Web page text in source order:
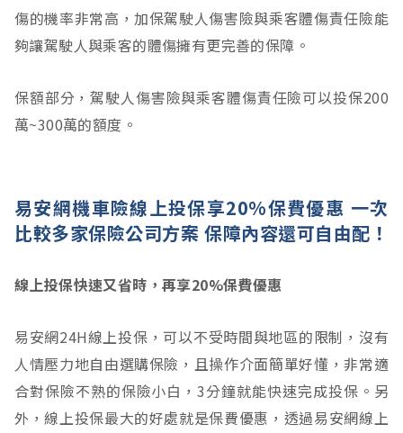
傷的機率非常高，加保駕駛人傷害險與乘客體傷責任險能
夠讓駕駛人與乘客的體傷擁有更完善的保障。
保額部分，駕駛人傷害險與乘客體傷責任險可以投保200
萬~300萬的額度。
易安網機車險線上投保享20%保費優惠 一次
比較多家保險公司方案 保障內容還可自由配！
線上投保快速又省時，再享20%保費優惠
易安網24H線上投保，可以不受時間與地區的限制，沒有
人情壓力地自由選購保險，且操作介面簡單好懂，非常適
合對保險不熟的保險小白，3分鐘就能快速完成投保。另
外，線上投保最大的好處就是保費優惠，透過易安網線上